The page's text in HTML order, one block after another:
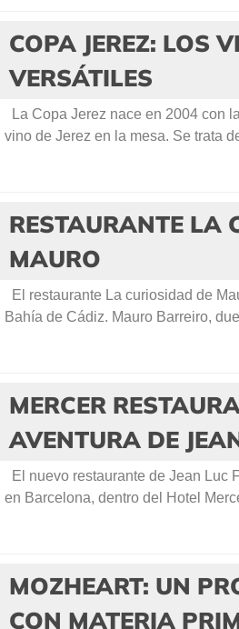
COPA JEREZ: LOS
VERSÁTILES
La Copa Jerez nace en 2004 con
vino de Jerez en la mesa. Se trata
RESTAURANTE LA
MAURO
El restaurante La curiosidad de
Bahía de Cádiz. Mauro Barreiro,
MERCER
AVENTURA DE
El nuevo restaurante de Jean Luc
en Barcelona, dentro del Hotel
MOZHEART: UN
CON MATERIA